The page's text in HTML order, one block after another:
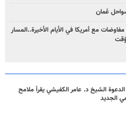
عُمان
مع أمريكا في الأيام الأخيرة..المسار
الشيخ د. عامر الكفيشي يقرأ ملامح
الجديد